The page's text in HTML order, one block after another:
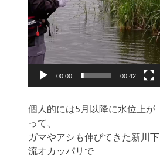
00:00 00:42
個人的には5月以降に水位上が
って、
ガマやアシも伸びてきた新川下
流オカッパリで